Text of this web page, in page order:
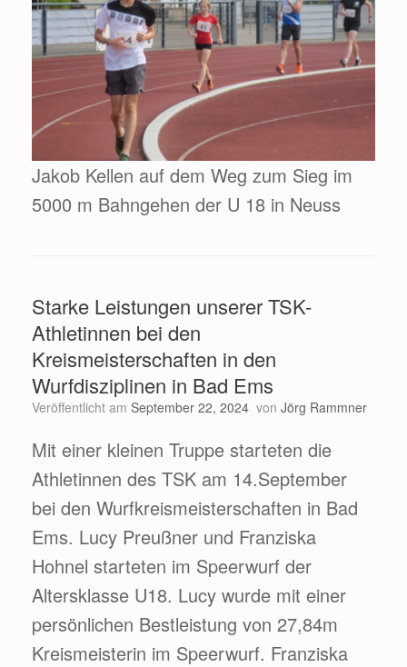
Jakob Kellen auf dem Weg zum Sieg im
5000 m Bahngehen der U 18 in Neuss
Starke Leistungen unserer TSK-
Athletinnen bei den
Kreismeisterschaften in den
Wurfdisziplinen in Bad Ems
Veröffentlicht am September 22, 2024 von Jörg Rammner
Mit einer kleinen Truppe starteten die
Athletinnen des TSK am 14.September
bei den Wurfkreismeisterschaften in Bad
Ems. Lucy Preußner und Franziska
Hohnel starteten im Speerwurf der
Altersklasse U18. Lucy wurde mit einer
persönlichen Bestleistung von 27,84m
Kreismeisterin im Speerwurf. Franziska